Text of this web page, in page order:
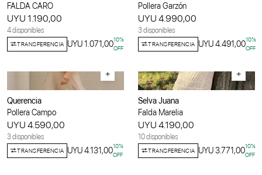
FALDA CARO
UYU 1.190,00
4 disponibles
TRANSFERENCIA UYU 1.071,0010%
OFF
Pollera Garzón
UYU 4.990,00
3 disponibles
TRANSFERENCIA UYU 4.491,0010%
OFF
+
Querencia
Pollera Campo
UYU 4.590,00
3 disponibles
TRANSFERENCIA UYU 4.131,0010%
OFF
+
Selva Juana
Falda Marelia
UYU 4.190,00
10 disponibles
TRANSFERENCIA UYU 3.771,0010%
OFF